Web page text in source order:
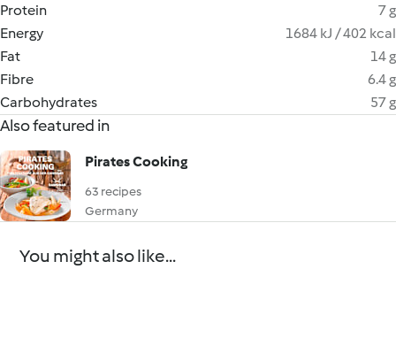
Protein
7 g
Energy
1684 kJ / 402 kcal
Fat
14 g
Fibre
6.4 g
Carbohydrates
57 g
Also featured in
Pirates Cooking
63 recipes
Germany
You might also like...